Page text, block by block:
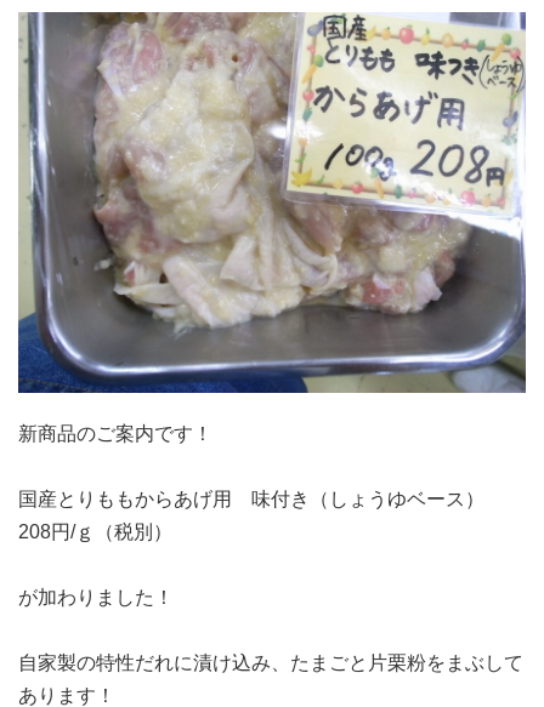
新商品のご案内です！
国産とりももからあげ用 味付き（しょうゆベース）
208円/ｇ（税別）
が加わりました！
自家製の特性だれに漬け込み、たまごと片栗粉をまぶして
あります！